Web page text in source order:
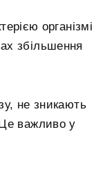
організмі
збільшення
не зникають
важливо у